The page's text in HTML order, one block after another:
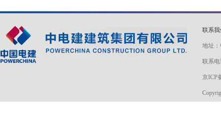
联系
地址
联系电
京ICP